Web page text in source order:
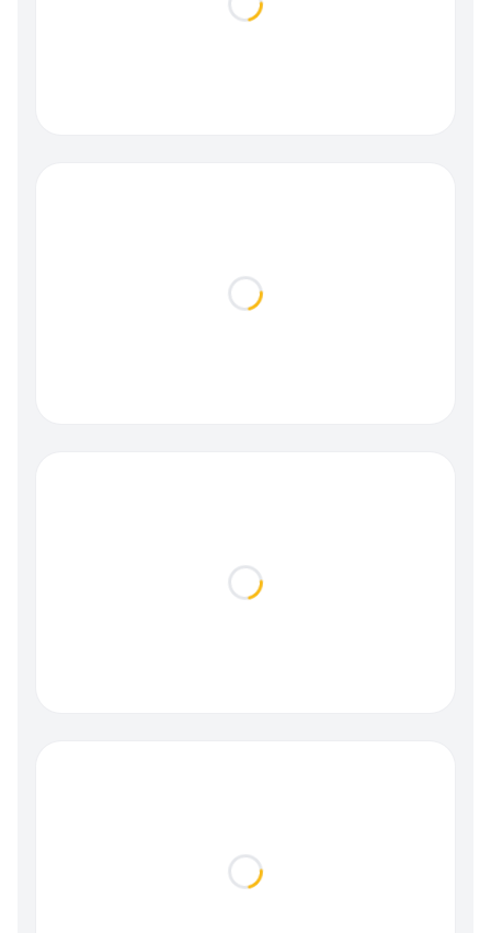
Loading...
Loading...
Loading...
Loading...